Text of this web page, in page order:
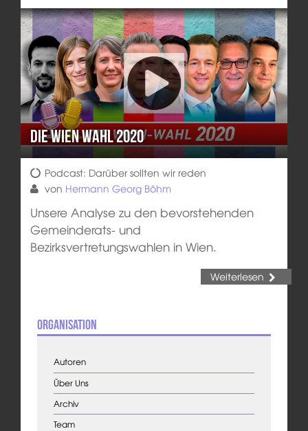
Die Wien Wahl 2020
Podcast: Darüber sollten wir reden
von Hermann Georg Böhm
Unsere Analyse zu den bevorstehenden
Gemeinderats- und
Bezirksvertretungswahlen in Wien.
Weiterlesen
Organisation
Autoren
Über Uns
Archiv
Team